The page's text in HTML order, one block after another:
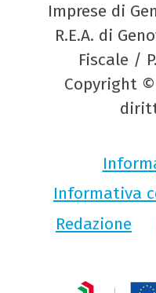
Imprese di
R.E.A. di
Fiscale /
Copyright
Informativa
Redazione